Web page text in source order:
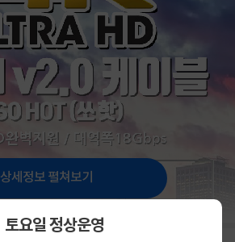
토요일 정상운영
상세정보 펼쳐보기